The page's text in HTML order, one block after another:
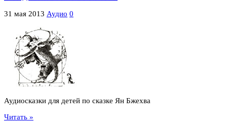
31 мая 2013 Аудио 0
Аудиосказки для детей по сказке Ян Бжехва
Читать »